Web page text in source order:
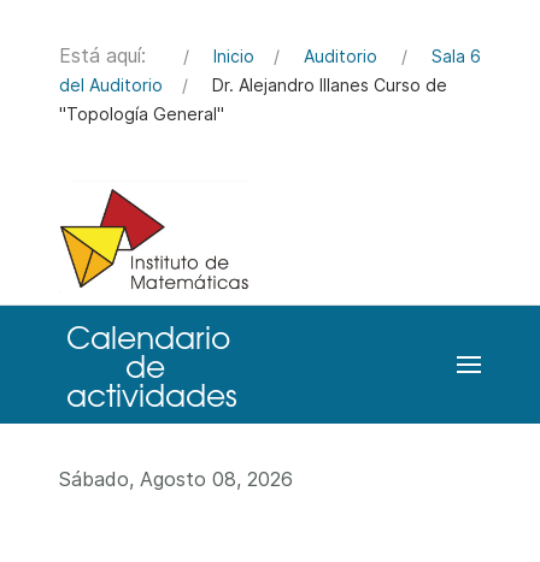
Está aquí: Inicio Auditorio
Sala 6
del Auditorio
Dr. Alejandro Illanes Curso de
"Topología General"
Sábado, Agosto 08, 2026